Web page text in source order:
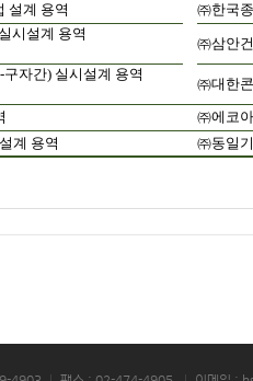
설계 용역
㈜한국
시설계 용역
㈜삼안
자간) 실시설계 용역
㈜대한
㈜에코
계 용역 ㈜동일